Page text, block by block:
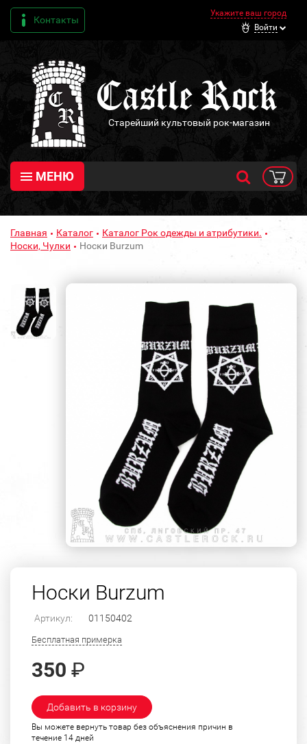
Контакты
Укажите ваш город
Войти
Старейший культовый рок-магазин
МЕНЮ
Главная Каталог
Каталог Рок одежды и атрибутики.
Носки, Чулки
Носки Burzum
Носки Burzum
Артикул: 01150402
Бесплатная примерка
350 ₽
Добавить в корзину
Вы можете вернуть товар без объяснения причин в
течение 14 дней